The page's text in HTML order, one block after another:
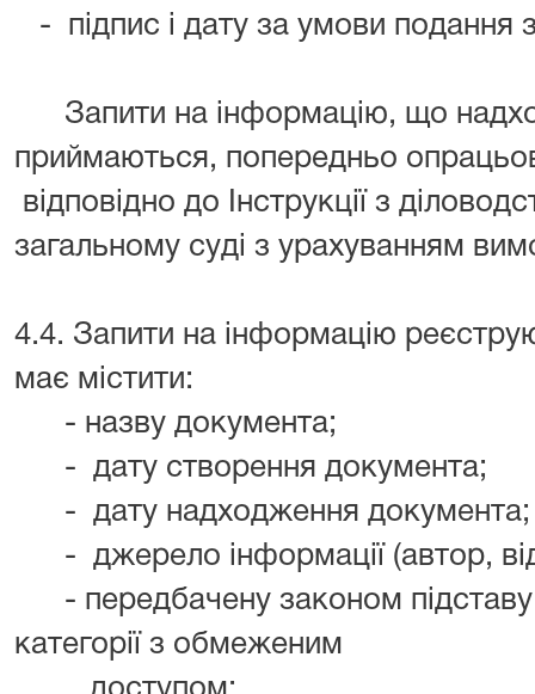
- підпис і дату за умови подання
Запити на інформацію, що
приймаються, попередньо
відповідно до Інструкції з
загальному суді з урахуванням
4.4. Запити на інформацію
має містити:
- назву документа;
- дату створення документа;
- дату надходження документа;
- джерело інформації (автор,
- передбачену законом підставу
категорії з обмеженим